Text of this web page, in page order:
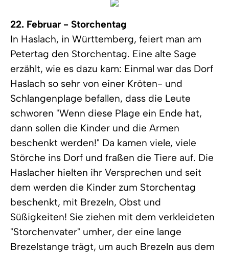
22. Februar - Storchentag
In Haslach, in Württemberg, feiert man am
Petertag den Storchentag. Eine alte Sage
erzählt, wie es dazu kam: Einmal war das Dorf
Haslach so sehr von einer Kröten- und
Schlangenplage befallen, dass die Leute
schworen "Wenn diese Plage ein Ende hat,
dann sollen die Kinder und die Armen
beschenkt werden!" Da kamen viele, viele
Störche ins Dorf und fraßen die Tiere auf. Die
Haslacher hielten ihr Versprechen und seit
dem werden die Kinder zum Storchentag
beschenkt, mit Brezeln, Obst und
Süßigkeiten! Sie ziehen mit dem verkleideten
"Storchenvater" umher, der eine lange
Brezelstange trägt, um auch Brezeln aus dem